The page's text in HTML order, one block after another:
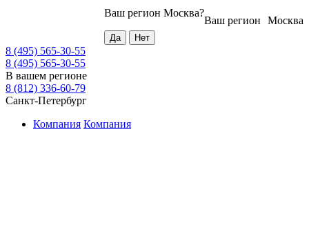
Москва
Ваш регион
Ваш регион Москва?
8 (495) 565-30-55
8 (495) 565-30-55
В вашем регионе
8 (812) 336-60-79
Санкт-Петербург
Компания Компания